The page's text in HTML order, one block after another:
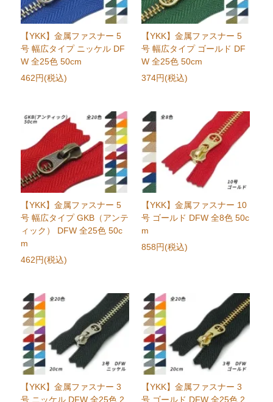
【YKK】金属ファスナー 5
号 幅広タイプ ニッケル DF
W 全25色 50cm
462円(税込)
【YKK】金属ファスナー 5
号 幅広タイプ ゴールド DF
W 全25色 50cm
374円(税込)
【YKK】金属ファスナー 5
号 幅広タイプ GKB（アンテ
ィック） DFW 全25色 50c
m
462円(税込)
【YKK】金属ファスナー 10
号 ゴールド DFW 全8色 50c
m
858円(税込)
【YKK】金属ファスナー 3
号 ニッケル DFW 全25色 2
【YKK】金属ファスナー 3
号 ゴールド DFW 全25色 2